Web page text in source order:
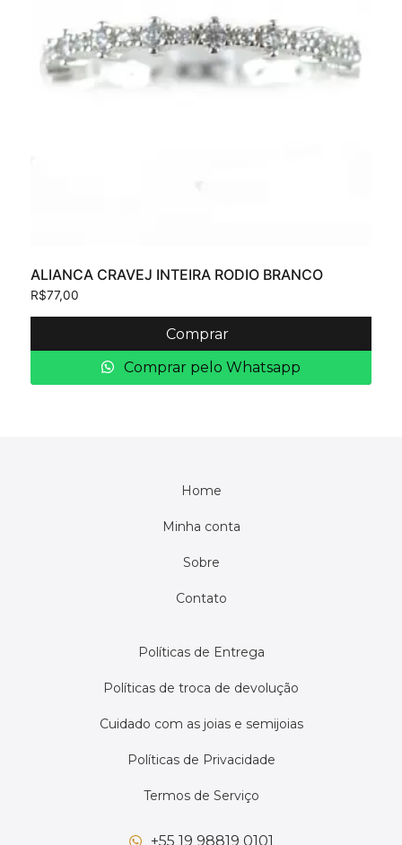
ALIANCA CRAVEJ INTEIRA RODIO BRANCO
R$77,00
Comprar
Comprar pelo Whatsapp
Home
Minha conta
Sobre
Contato
Políticas de Entrega
Políticas de troca de devolução
Cuidado com as joias e semijoias
Políticas de Privacidade
Termos de Serviço
+55 19 98819 0101